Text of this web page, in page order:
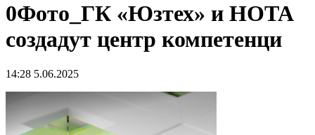
0Фото_ГК «Юзтех» и НОТА
создадут центр компетенци
14:28 5.06.2025